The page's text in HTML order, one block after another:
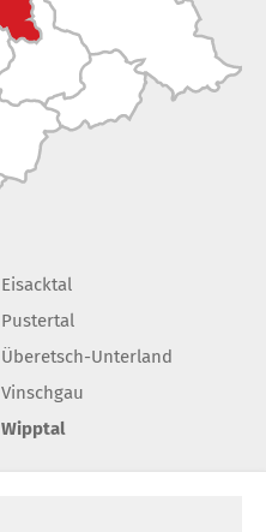
Eisacktal
Pustertal
Überetsch-Unterland
Vinschgau
Wipptal